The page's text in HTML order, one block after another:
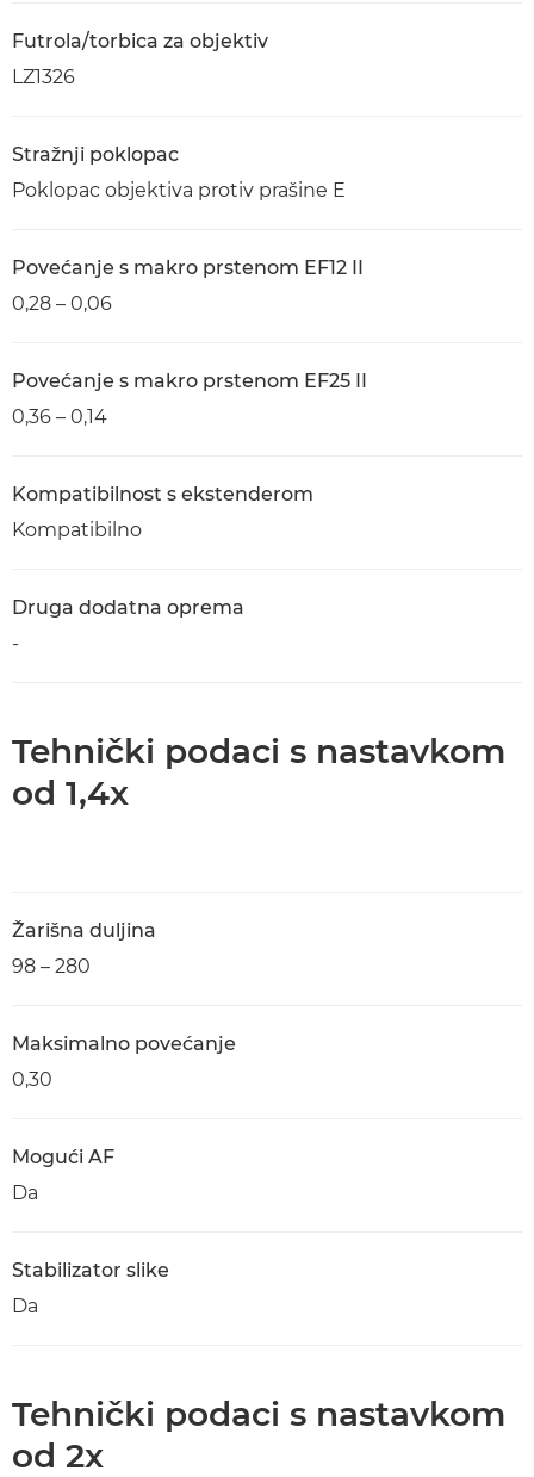
Futrola/torbica za objektiv
LZ1326
Stražnji poklopac
Poklopac objektiva protiv prašine E
Povećanje s makro prstenom EF12 II
0,28 – 0,06
Povećanje s makro prstenom EF25 II
0,36 – 0,14
Kompatibilnost s ekstenderom
Kompatibilno
Druga dodatna oprema
-
Tehnički podaci s nastavkom
od 1,4x
Žarišna duljina
98 – 280
Maksimalno povećanje
0,30
Mogući AF
Da
Stabilizator slike
Da
Tehnički podaci s nastavkom
od 2x